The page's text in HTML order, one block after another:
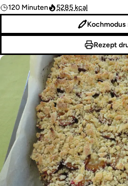
120 Minuten
5285 kcal
Rezept